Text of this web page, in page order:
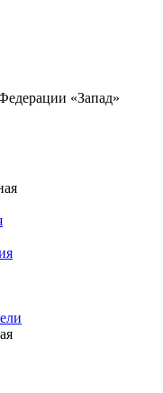
«Запад»